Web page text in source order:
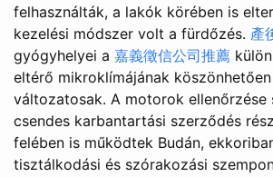
felhasználták, a lakók körében is
kezelési módszer volt a fürdőzés. 產
gyógyhelyei a 嘉義徵信公司推薦
eltérő mikroklímájának
változatosak. A motorok ellenőrzése
csendes karbantartási szerződés
felében is működtek Budán,
tisztálkodási és szórakozási